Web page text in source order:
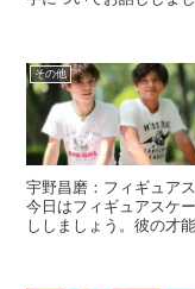
その他
宇野昌磨：フィギュアスケート界
今日はフィギュアスケ
ししましょう。彼の才